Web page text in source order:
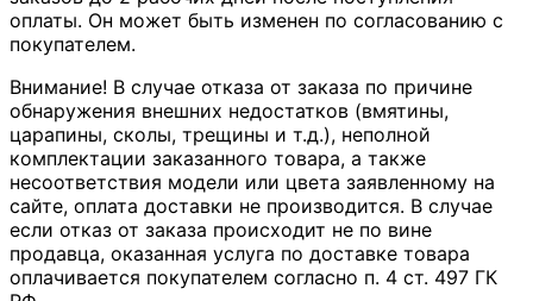
оплаты. Он может быть изменен по согласованию с
покупателем.
Внимание! В случае отказа от заказа по причине
обнаружения внешних недостатков (вмятины,
царапины, сколы, трещины и т.д.), неполной
комплектации заказанного товара, а также
несоответствия модели или цвета заявленному на
сайте, оплата доставки не производится. В случае
если отказ от заказа происходит не по вине
продавца, оказанная услуга по доставке товара
оплачивается покупателем согласно п. 4 ст. 497 ГК